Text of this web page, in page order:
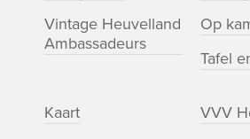
Vintage Heuvelland
Ambassadeurs
Op
Tafel
Kaart
VVV